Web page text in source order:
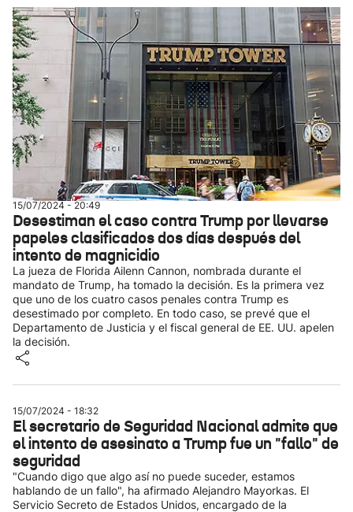
15/07/2024 - 20:49
Desestiman el caso contra Trump por llevarse
papeles clasificados dos días después del
intento de magnicidio
La jueza de Florida Ailenn Cannon, nombrada durante el
mandato de Trump, ha tomado la decisión. Es la primera vez
que uno de los cuatro casos penales contra Trump es
desestimado por completo. En todo caso, se prevé que el
Departamento de Justicia y el fiscal general de EE. UU. apelen
la decisión.
15/07/2024 - 18:32
El secretario de Seguridad Nacional admite que
el intento de asesinato a Trump fue un "fallo" de
seguridad
"Cuando digo que algo así no puede suceder, estamos
hablando de un fallo", ha afirmado Alejandro Mayorkas. El
Servicio Secreto de Estados Unidos, encargado de la